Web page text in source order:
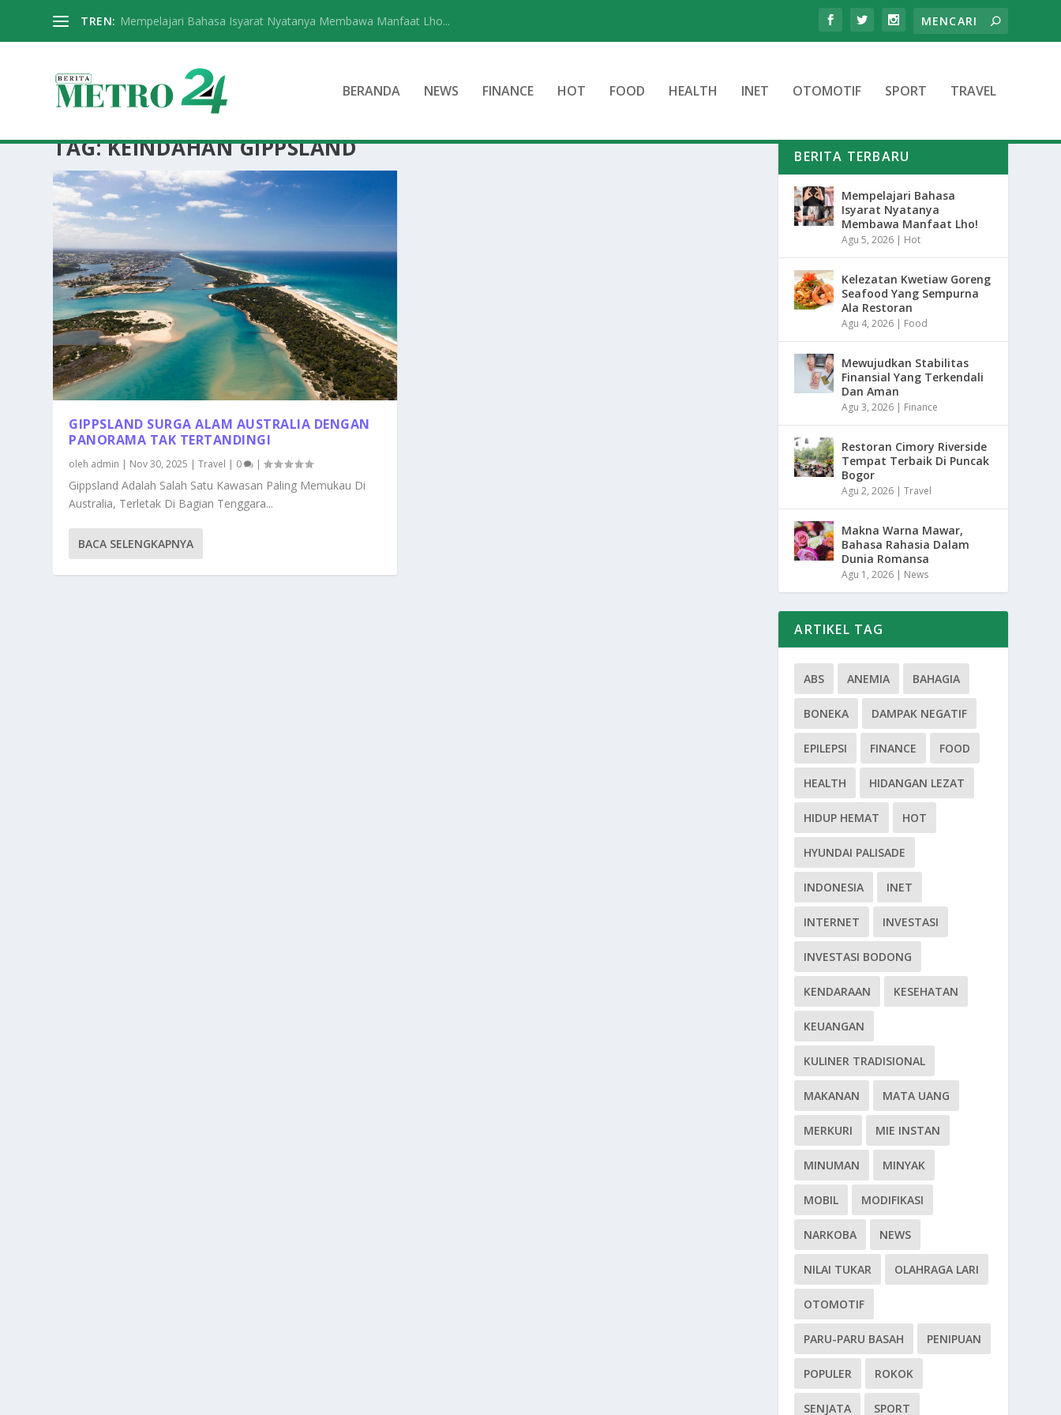
TREN: Mempelajari Bahasa Isyarat Nyatanya Membawa Manfaat Lho...
BERANDA NEWS FINANCE HOT FOOD HEALTH INET OTOMOTIF SPORT TRAVEL
TAG:KEINDAHAN GIPPSLAND
GIPPSLAND SURGA ALAM AUSTRALIA DENGAN
PANORAMA TAK TERTANDINGI
oleh admin | Nov 30, 2025 |Travel | 0 |
Gippsland Adalah Salah Satu Kawasan Paling Memukau Di
Australia, Terletak Di Bagian Tenggara...
BACA SELENGKAPNYA
BERITA TERBARU
Mempelajari Bahasa
Isyarat Nyatanya
Membawa Manfaat Lho!
Agu 5, 2026 | Hot
Kelezatan Kwetiaw Goreng
Seafood Yang Sempurna
Ala Restoran
Agu 4, 2026 | Food
Mewujudkan Stabilitas
Finansial Yang Terkendali
Dan Aman
Agu 3, 2026 | Finance
Restoran Cimory Riverside
Tempat Terbaik Di Puncak
Bogor
Agu 2, 2026 |Travel
Makna Warna Mawar,
Bahasa Rahasia Dalam
Dunia Romansa
Agu 1, 2026 | News
ARTIKEL TAG
ABS ANEMIA BAHAGIA
BONEKA DAMPAK NEGATIF
EPILEPSI FINANCE FOOD
HEALTH HIDANGAN LEZAT
HIDUP HEMAT HOT
HYUNDAI PALISADE
INDONESIA INET
INTERNET INVESTASI
INVESTASI BODONG
KENDARAAN KESEHATAN
KEUANGAN
KULINER TRADISIONAL
MAKANAN MATA UANG
MERKURI MIE INSTAN
MINUMAN MINYAK
MOBIL MODIFIKASI
NARKOBA NEWS
NILAI TUKAR OLAHRAGA LARI
OTOMOTIF
PARU-PARU BASAH PENIPUAN
POPULER ROKOK
SENJATA SPORT